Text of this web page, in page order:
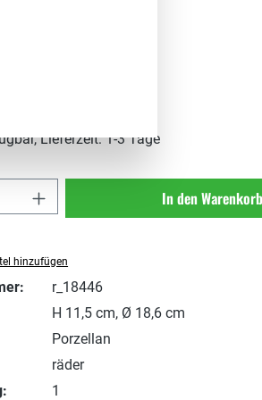
Lieferzeit: 1-3 Tage
Gib den In den Warenkorb
hinzufügen
r_18446
H 11,5 cm, Ø 18,6 cm
Porzellan
räder
1